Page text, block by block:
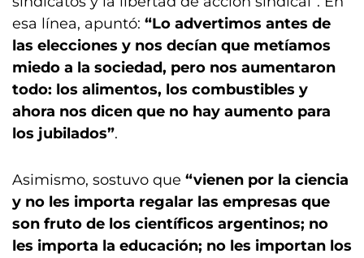
esa línea, apuntó: “Lo advertimos antes de
las elecciones y nos decían que metíamos
miedo a la sociedad, pero nos aumentaron
todo: los alimentos, los combustibles y
ahora nos dicen que no hay aumento para
los jubilados”.
Asimismo, sostuvo que “vienen por la ciencia
y no les importa regalar las empresas que
son fruto de los científicos argentinos; no
les importa la educación; no les importan los